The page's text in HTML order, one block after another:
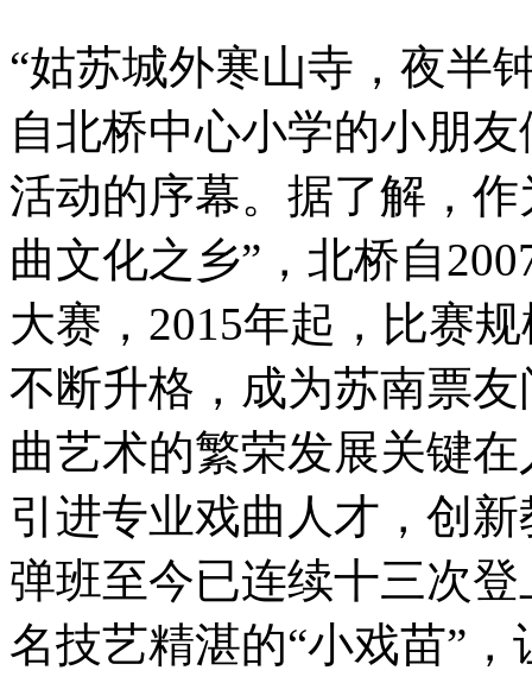
“姑苏城外寒山寺，夜
自北桥中心小学的小朋
活动的序幕。据了解，
曲文化之乡”，北桥自
大赛，2015年起，比赛
不断升格，成为苏南票
曲艺术的繁荣发展关键
引进专业戏曲人才，创
弹班至今已连续十三次
名技艺精湛的“小戏苗”